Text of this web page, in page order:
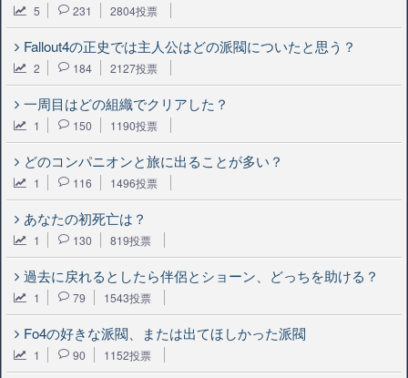
5 231 2804投票
Fallout4の正史では主人公はどの派閥についたと思う？
2 184 2127投票
一周目はどの組織でクリアした？
1 150 1190投票
どのコンパニオンと旅に出ることが多い？
1 116 1496投票
あなたの初死亡は？
1 130 819投票
過去に戻れるとしたら伴侶とショーン、どっちを助ける？
1 79 1543投票
Fo4の好きな派閥、または出てほしかった派閥
1 90 1152投票